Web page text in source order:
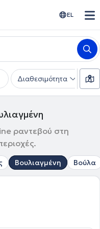
EL
Διαθεσιμότητα
ραντεβού στη
Βουλιαγμένη Βούλα